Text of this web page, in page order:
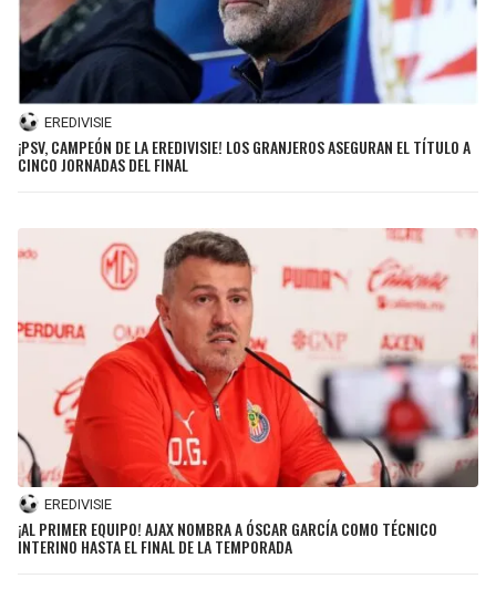
JAGUARS
TITANS
COWBOYS
EAGLES
CARDINALS
RAMS
49ERS
SEAHAWKS
WIZARDS
WARRIORS
CLIPPERS
MAVERICKS
ROCKETS
GRIZZLIES
PELICANS
EREDIVISIE
¡PSV, CAMPEÓN DE LA EREDIVISIE! LOS GRANJEROS ASEGURAN EL TÍTULO A
CINCO JORNADAS DEL FINAL
EREDIVISIE
¡AL PRIMER EQUIPO! AJAX NOMBRA A ÓSCAR GARCÍA COMO TÉCNICO
INTERINO HASTA EL FINAL DE LA TEMPORADA